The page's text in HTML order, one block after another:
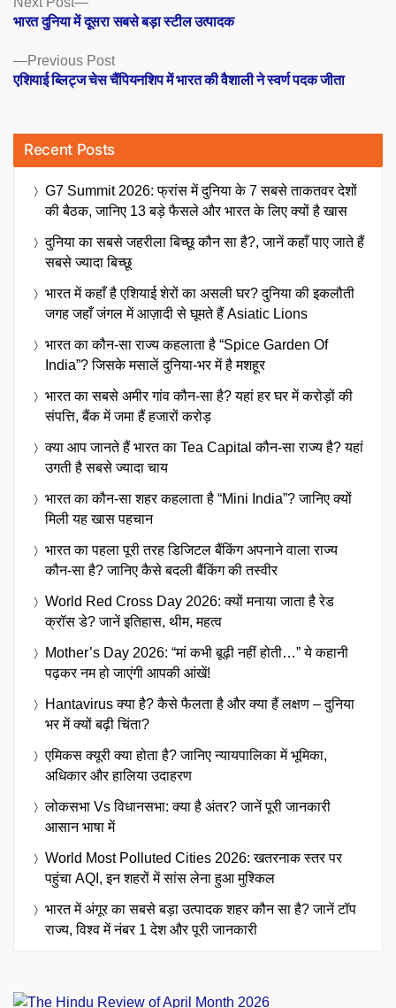
navigation
Previous PostPrevious
post:
एशियाई ब्लिट्ज चेस चैंपियनशिप में भारत की वैशाली ने स्वर्ण पदक जीता
post:
भारत दुनिया में दूसरा सबसे बड़ा स्टील उत्पादक
Recent Posts
G7 Summit 2026: फ्रांस में दुनिया के 7 सबसे ताकतवर देशों
की बैठक, जानिए 13 बड़े फैसले और भारत के लिए क्यों है खास
दुनिया का सबसे जहरीला बिच्छू कौन सा है?, जानें कहाँ पाए जाते हैं
सबसे ज्यादा बिच्छू
भारत में कहाँ है एशियाई शेरों का असली घर? दुनिया की इकलौती
जगह जहाँ जंगल में आज़ादी से घूमते हैं Asiatic Lions
भारत का कौन-सा राज्य कहलाता है “Spice Garden Of
India”? जिसके मसालें दुनिया-भर में है मशहूर
भारत का सबसे अमीर गांव कौन-सा है? यहां हर घर में करोड़ों की
संपत्ति, बैंक में जमा हैं हजारों करोड़
क्या आप जानते हैं भारत का Tea Capital कौन-सा राज्य है? यहां
उगती है सबसे ज्यादा चाय
भारत का कौन-सा शहर कहलाता है “Mini India”? जानिए क्यों
मिली यह खास पहचान
भारत का पहला पूरी तरह डिजिटल बैंकिंग अपनाने वाला राज्य
कौन-सा है? जानिए कैसे बदली बैंकिंग की तस्वीर
World Red Cross Day 2026: क्यों मनाया जाता है रेड
क्रॉस डे? जानें इतिहास, थीम, महत्व
Mother’s Day 2026: “मां कभी बूढ़ी नहीं होती…” ये कहानी
पढ़कर नम हो जाएंगी आपकी आंखें!
Hantavirus क्या है? कैसे फैलता है और क्या हैं लक्षण – दुनिया
भर में क्यों बढ़ी चिंता?
एमिकस क्यूरी क्या होता है? जानिए न्यायपालिका में भूमिका,
अधिकार और हालिया उदाहरण
लोकसभा Vs विधानसभा: क्या है अंतर? जानें पूरी जानकारी
आसान भाषा में
World Most Polluted Cities 2026: खतरनाक स्तर पर
पहुंचा AQI, इन शहरों में सांस लेना हुआ मुश्किल
भारत में अंगूर का सबसे बड़ा उत्पादक शहर कौन सा है? जानें टॉप
राज्य, विश्व में नंबर 1 देश और पूरी जानकारी